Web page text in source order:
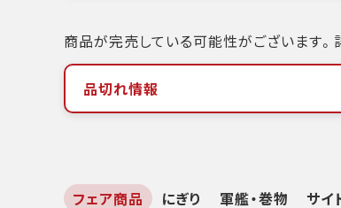
商品が完売している可能性がございます。
品切れ情報
フェア商品 にぎり 軍艦・巻物 サイ